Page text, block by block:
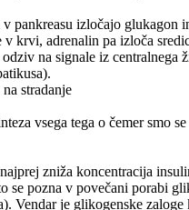
pankreasu izločajo glukagon
krvi, adrenalin pa izloča
na signale iz centralnega
stradanje
vsega tega o čemer smo
zniža koncentracija
se pozna v povečani porabi
Vendar je glikogenske zaloge